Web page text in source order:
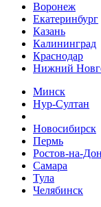
Воронеж
Екатеринбург
Казань
Калининград
Краснодар
Нижний
Минск
Нур-Султан
Новосибирск
Пермь
Ростов-на-
Самара
Тула
Челябинск